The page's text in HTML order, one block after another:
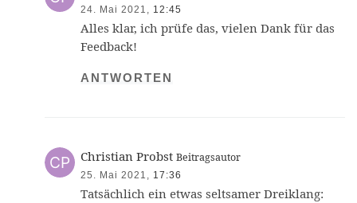
24. Mai 2021, 12:45
Alles klar, ich prüfe das, vielen Dank für das
Feedback!
ANTWORTEN
Christian Probst Beitragsautor
25. Mai 2021, 17:36
Tatsächlich ein etwas seltsamer Dreiklang: